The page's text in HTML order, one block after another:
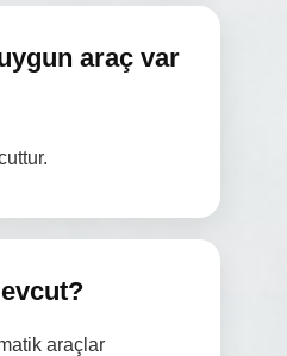
araç var
araçlar